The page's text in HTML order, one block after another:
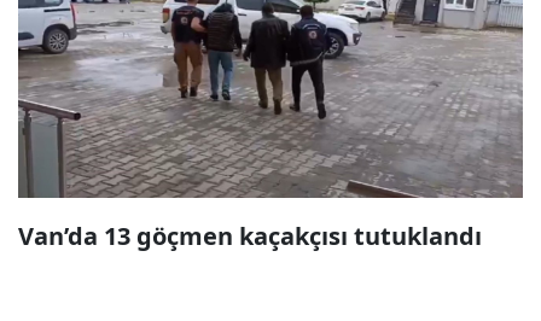
Van’da 13 göçmen kaçakçısı tutuklandı